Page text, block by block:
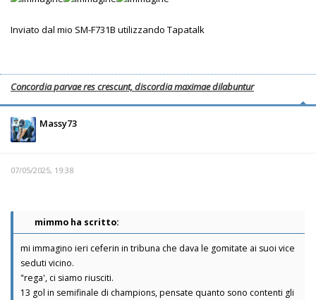
Inviato dal mio SM-F731B utilizzando Tapatalk
Concordia parvae res crescunt, discordia maximae dilabuntur
Massy73
07/05/2025, 19:38
mimmo ha scritto:
mi immagino ieri ceferin in tribuna che dava le gomitate ai suoi vice
seduti vicino.
"rega', ci siamo riusciti.
13 gol in semifinale di champions, pensate quanto sono contenti gli